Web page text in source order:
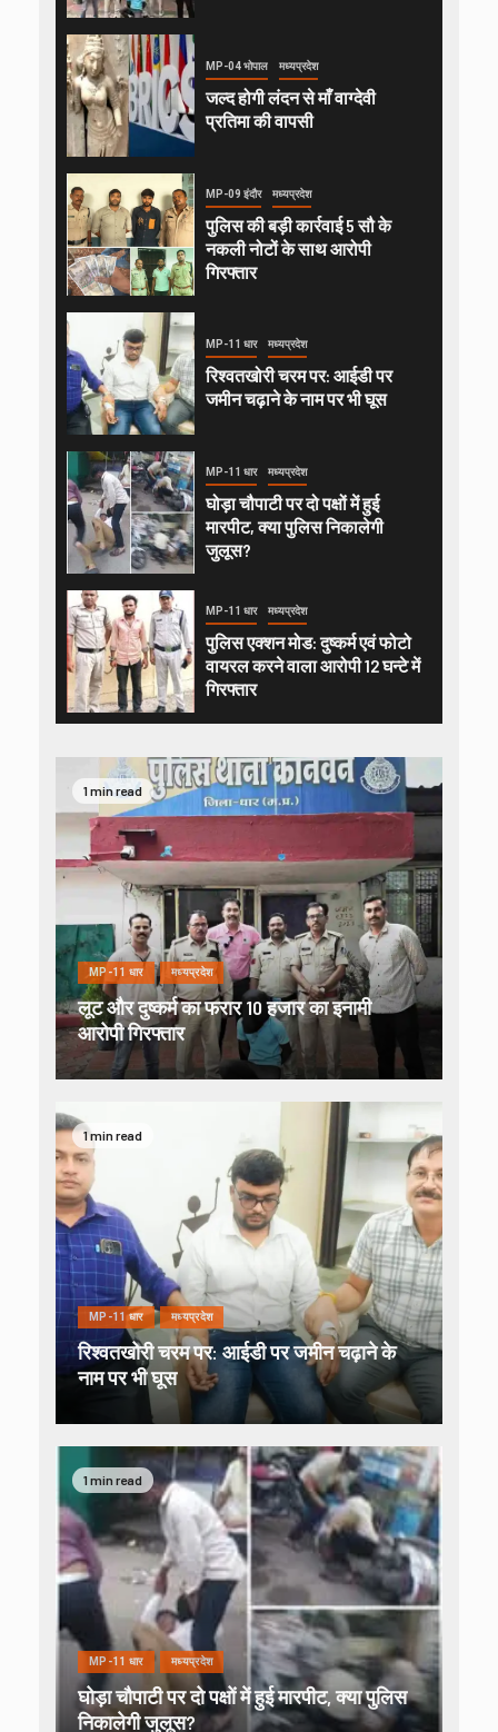
MP-04 भोपाल मध्यप्रदेश
जल्द होगी लंदन से माँ वाग्देवी
प्रतिमा की वापसी
MP-09 इंदौर मध्यप्रदेश
पुलिस की बड़ी कार्रवाई 5 सौ के
नकली नोटों के साथ आरोपी
गिरफ्तार
MP-11 धार मध्यप्रदेश
रिश्वतखोरी चरम पर: आईडी पर
जमीन चढ़ाने के नाम पर भी घूस
MP-11 धार मध्यप्रदेश
घोड़ा चौपाटी पर दो पक्षों में हुई
मारपीट, क्या पुलिस निकालेगी
जुलूस?
MP-11 धार मध्यप्रदेश
पुलिस एक्शन मोड: दुष्कर्म एवं फोटो
वायरल करने वाला आरोपी 12 घन्टे में
गिरफ्तार
1 min read
MP-11 धार मध्यप्रदेश
लूट और दुष्कर्म का फरार 10 हजार का इनामी
आरोपी गिरफ्तार
1 min read
MP-11 धार मध्यप्रदेश
रिश्वतखोरी चरम पर: आईडी पर जमीन चढ़ाने के
नाम पर भी घूस
1 min read
MP-11 धार मध्यप्रदेश
घोड़ा चौपाटी पर दो पक्षों में हुई मारपीट, क्या पुलिस
निकालेगी जुलूस?